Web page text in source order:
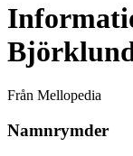
Från Mellopedia
Namnrymder